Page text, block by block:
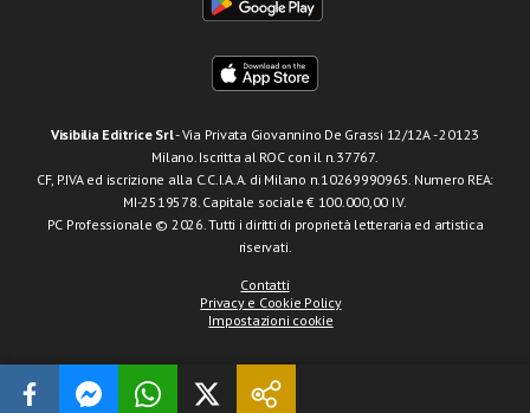
Visibilia Editrice Srl- Via Privata Giovannino De Grassi 12/12A - 20123
Milano. Iscritta al ROC con il n.37767.
CF, P.IVA ed iscrizione alla C.C.I.A.A. di Milano n.10269990965. Numero REA:
MI-2519578. Capitale sociale € 100.000,00 I.V.
PC Professionale © 2026. Tutti i diritti di proprietà letteraria ed artistica
riservati.
Contatti
Privacy e Cookie Policy
Impostazioni cookie